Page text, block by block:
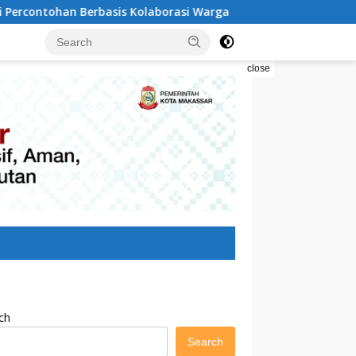
Kolaborasi Warga Pilah Sampah Solusi
close
Search